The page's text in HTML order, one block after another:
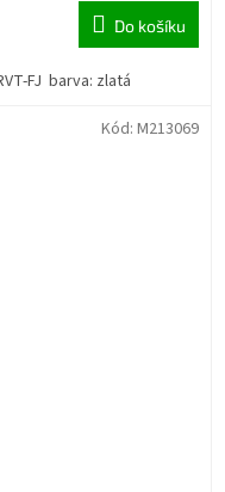
Do košíku
FJ barva: zlatá
Kód: M213069